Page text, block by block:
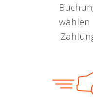
wählen